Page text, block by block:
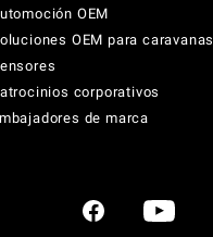
OEM
OEM para caravanas
corporativos
de marca